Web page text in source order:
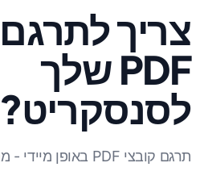
PDF שלך
לסנסקריט?
תרגם קובצי PDF באופן מיידי - מהיר, מדויק ואמין